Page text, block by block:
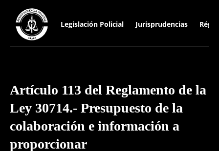
Legislación Policial Jurisprudencias
Artículo 113 del Reglamento de la
Ley 30714.- Presupuesto de la
colaboración e información a
proporcionar